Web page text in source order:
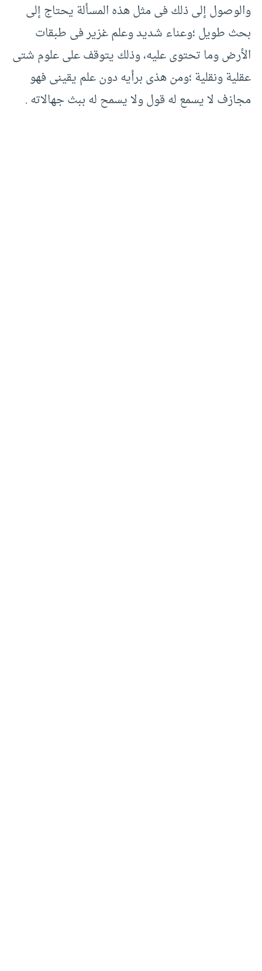
والوصول إلى ذلك فى مثل هذه المسألة يحتاج إلى
بحث طويل ؛وعناء شديد وعلم غزير فى طبقات
الأرض وما تحتوى عليه، وذلك يتوقف على علوم شتى
عقلية ونقلية ؛ومن هذى برأيه دون علم يقينى فهو
مجازف لا يسمع له قول ولا يسمح له ببث جهالاته .